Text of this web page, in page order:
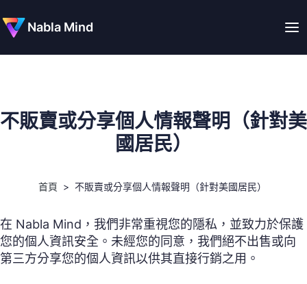
Nabla Mind
不販賣或分享個人情報聲明（針對美
國居民）
首頁 > 不販賣或分享個人情報聲明（針對美國居民）
在 Nabla Mind，我們非常重視您的隱私，並致力於保護
您的個人資訊安全。未經您的同意，我們絕不出售或向
第三方分享您的個人資訊以供其直接行銷之用。